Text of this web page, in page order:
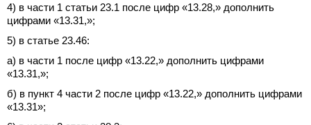
4) в части 1 статьи 23.1 после цифр «13.28,» дополнить
цифрами «13.31,»;
5) в статье 23.46:
а) в части 1 после цифр «13.22,» дополнить цифрами
«13.31,»;
б) в пункт 4 части 2 после цифр «13.22,» дополнить цифрами
«13.31»;